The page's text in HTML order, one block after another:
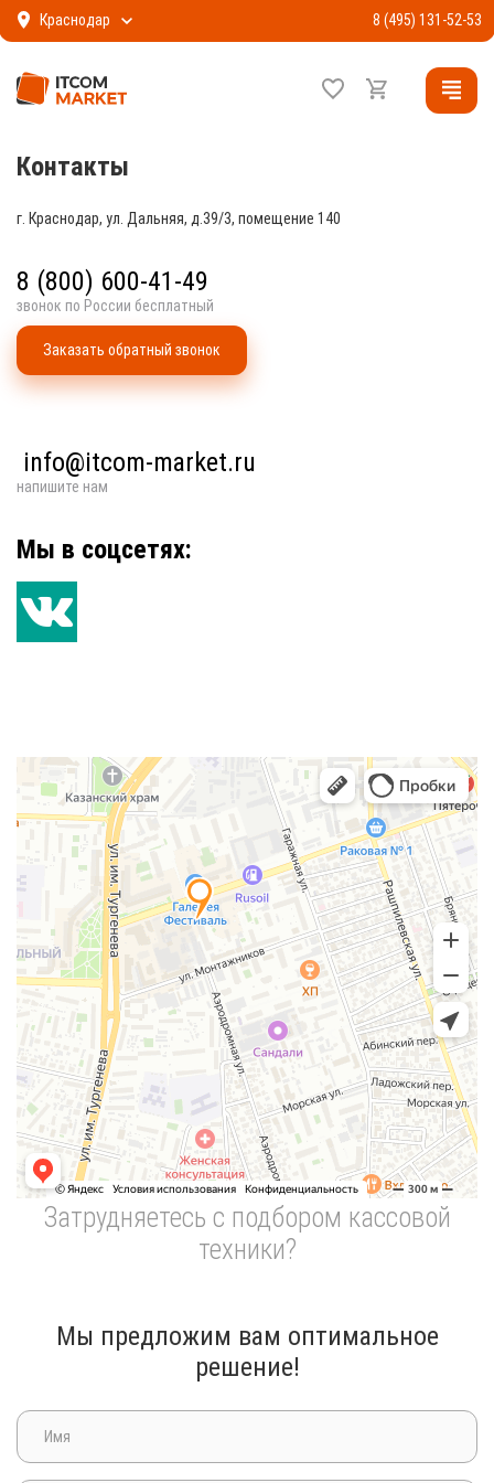
Краснодар 8 (495) 131-52-53
Контакты
г. Краснодар, ул. Дальняя, д.39/3, помещение 140
8 (800) 600-41-49
звонок по России бесплатный
Заказать обратный звонок
info@itcom-market.ru
напишите нам
Мы в соцсетях:
Затрудняетесь с подбором кассовой
техники?
Мы предложим вам оптимальное
решение!